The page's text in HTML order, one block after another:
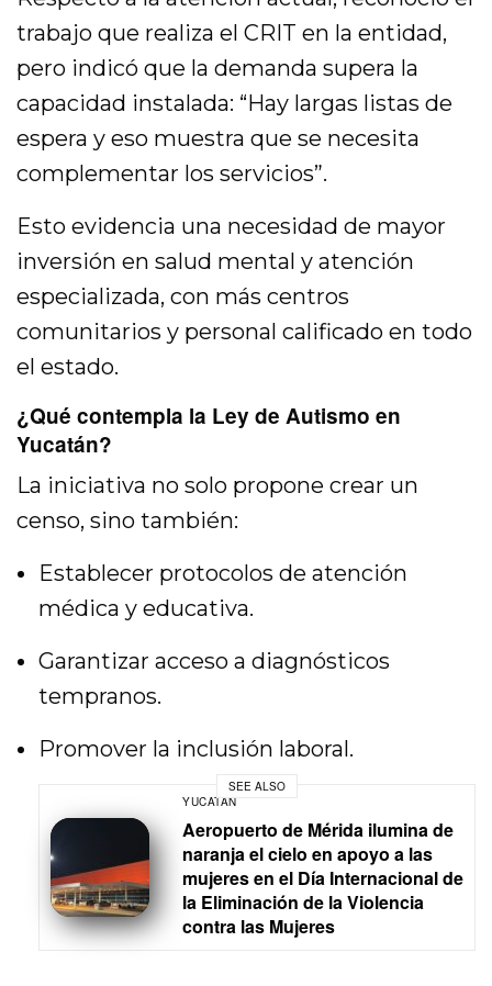
trabajo que realiza el CRIT en la entidad,
pero indicó que la demanda supera la
capacidad instalada: “Hay largas listas de
espera y eso muestra que se necesita
complementar los servicios”.
Esto evidencia una necesidad de mayor
inversión en salud mental y atención
especializada, con más centros
comunitarios y personal calificado en todo
el estado.
¿Qué contempla la Ley de Autismo en
Yucatán?
La iniciativa no solo propone crear un
censo, sino también:
Establecer protocolos de atención
médica y educativa.
Garantizar acceso a diagnósticos
tempranos.
Promover la inclusión laboral.
SEE ALSO
YUCATÁN
Aeropuerto de Mérida ilumina de
naranja el cielo en apoyo a las
mujeres en el Día Internacional de
la Eliminación de la Violencia
contra las Mujeres